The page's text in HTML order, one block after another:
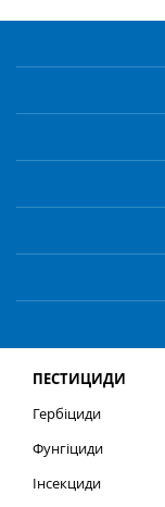
ПЕСТИЦИДИ
Гербіциди
Фунгіциди
Інсекциди